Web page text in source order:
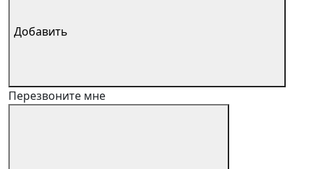
Добавить
Перезвоните мне